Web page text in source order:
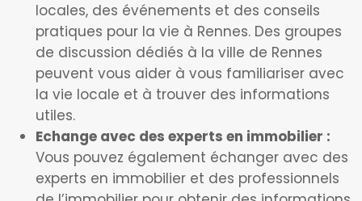
locales, des événements et des conseils
pratiques pour la vie à Rennes. Des groupes
de discussion dédiés à la ville de Rennes
peuvent vous aider à vous familiariser avec
la vie locale et à trouver des informations
utiles.
Echange avec des experts en immobilier :
Vous pouvez également échanger avec des
experts en immobilier et des professionnels